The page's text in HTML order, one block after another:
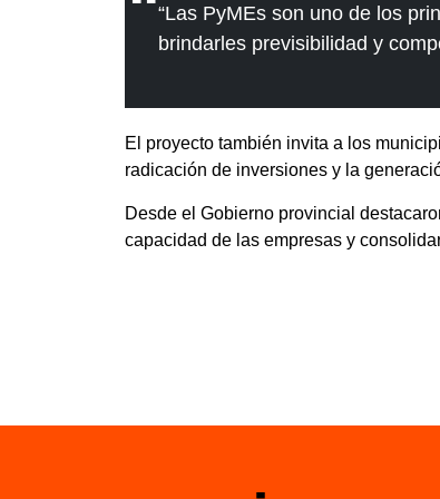
“Las PyMEs son uno de los
brindarles previsibilidad y
El proyecto también invita a los
radicación de inversiones y la
Desde el Gobierno provincial
capacidad de las empresas y